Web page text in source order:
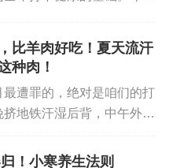
营养丰富，还具有极佳的
常适合追求健康饮食的...
比羊肉好吃！夏天流汗
种肉！
最遭罪的，绝对是咱们的打
挤地铁汗湿后背，中午外卖
是来锅咕嘟冒泡的焖肉，
！小寒养生法则